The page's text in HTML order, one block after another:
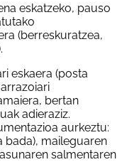
eskatzeko, pauso
(berreskuratzea,
eskaera (posta
bertan
adieraziz.
aurkeztu:
bada), maileguaren
salmentaren